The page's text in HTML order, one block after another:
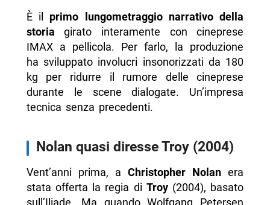
È il primo lungometraggio narrativo della
storia girato interamente con cineprese
IMAX a pellicola. Per farlo, la produzione
ha sviluppato involucri insonorizzati da 180
kg per ridurre il rumore delle cineprese
durante le scene dialogate. Un’impresa
tecnica senza precedenti.
Nolan quasi diresse Troy (2004)
Vent’anni prima, aChristopher Nolan era
stata offerta la regia di Troy(2004), basato
sull’Iliade. Ma quando Wolfgang Petersen